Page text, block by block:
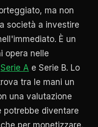
ma non
società a investire
È un
opera nelle
Serie A e Serie B. Lo
tra le mani un
una valutazione
potrebbe diventare